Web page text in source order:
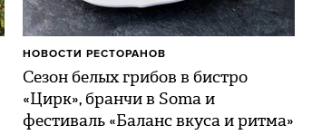
Сезон белых грибов в бистро
«Цирк», бранчи в Soma и
фестиваль «Баланс вкуса и ритма»
НОВОСТИ РЕСТОРАНОВ